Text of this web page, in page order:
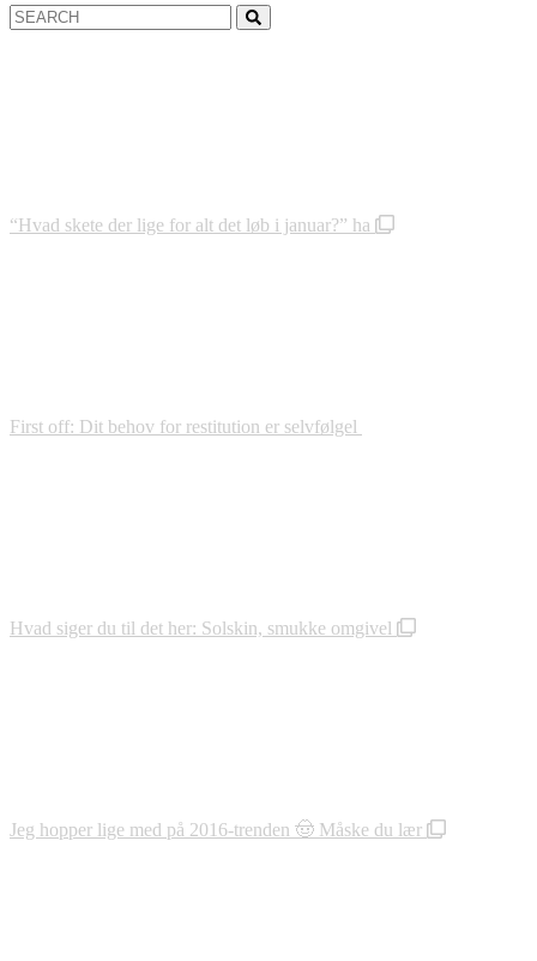
Search
for:
“Hvad skete der lige for alt det løb i januar?” ha
First off: Dit behov for restitution er selvfølgel
Hvad siger du til det her: Solskin, smukke omgivel
Jeg hopper lige med på 2016-trenden 🤠 Måske du lær